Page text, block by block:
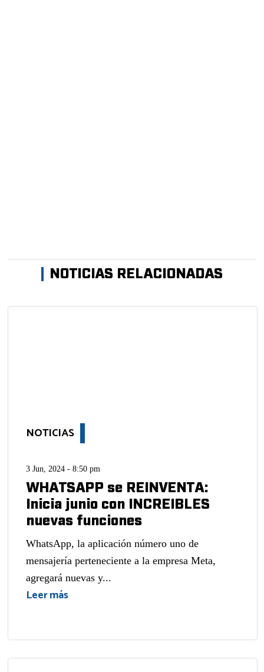
NOTICIAS RELACIONADAS
NOTICIAS
3 Jun, 2024 - 8:50 pm
WHATSAPP se REINVENTA:
Inicia junio con INCREIBLES
nuevas funciones
WhatsApp, la aplicación número uno de
mensajería perteneciente a la empresa Meta,
agregará nuevas y...
Leer más